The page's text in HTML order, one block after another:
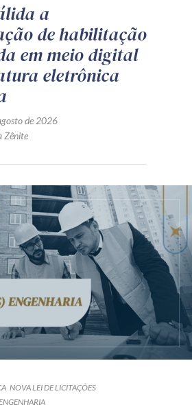
a
de habilitação
em meio digital
eletrônica
de 2026
Zênite
NOVA LEI DE LICITAÇÕES